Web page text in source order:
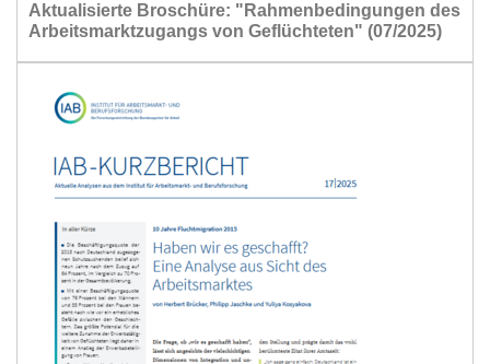
Aktualisierte Broschüre: "Rahmenbedingungen des
Arbeitsmarktzugangs von Geflüchteten" (07/2025)